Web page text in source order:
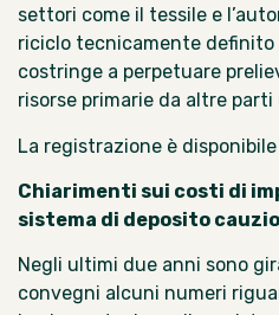
settori come il tessile e
riciclo tecnicamente
costringe a perpetuare
risorse primarie da altre parti
La registrazione è
Chiarimenti sui costi di
sistema di deposito
Negli ultimi due anni sono
convegni alcuni numeri